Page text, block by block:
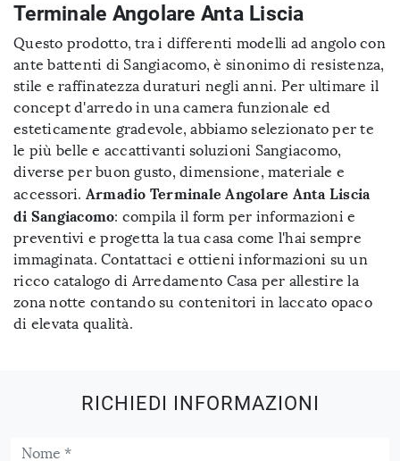
Terminale Angolare Anta Liscia
Questo prodotto, tra i differenti modelli ad angolo con
ante battenti di Sangiacomo, è sinonimo di resistenza,
stile e raffinatezza duraturi negli anni. Per ultimare il
concept d'arredo in una camera funzionale ed
esteticamente gradevole, abbiamo selezionato per te
le più belle e accattivanti soluzioni Sangiacomo,
diverse per buon gusto, dimensione, materiale e
accessori. Armadio Terminale Angolare Anta Liscia
di Sangiacomo: compila il form per informazioni e
preventivi e progetta la tua casa come l'hai sempre
immaginata. Contattaci e ottieni informazioni su un
ricco catalogo di Arredamento Casa per allestire la
zona notte contando su contenitori in laccato opaco
di elevata qualità.
RICHIEDI INFORMAZIONI